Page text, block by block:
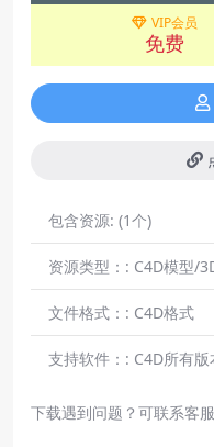
VIP会员
免费
包含资源: (1个)
资源类型：: C4D模型/
文件格式：: C4D格式
支持软件：: C4D所有
下载遇到问题？可联系客